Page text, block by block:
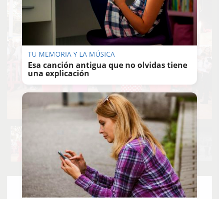
MANU
TU MEMORIA Y LA MÚSICA
Esa canción antigua que no olvidas tiene
una explicación